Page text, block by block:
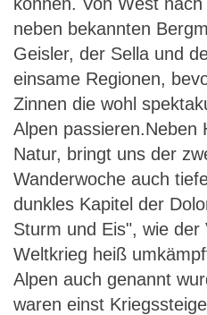
neben bekannten
Geisler, der Sella und
einsame Regionen,
Zinnen die wohl
Alpen passieren.Neben
Natur, bringt uns der
Wanderwoche auch
dunkles Kapitel der
Sturm und Eis", wie
Weltkrieg heiß
Alpen auch genannt
waren einst